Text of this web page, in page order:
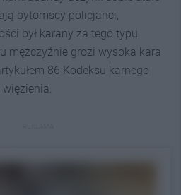
bytomscy policjanci,
był karany za tego typu
mężczyźnie grozi wysoka kara
86 Kodeksu karnego